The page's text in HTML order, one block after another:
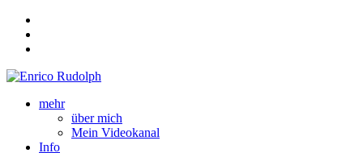
mehr
über mich
Mein Videokanal
Info